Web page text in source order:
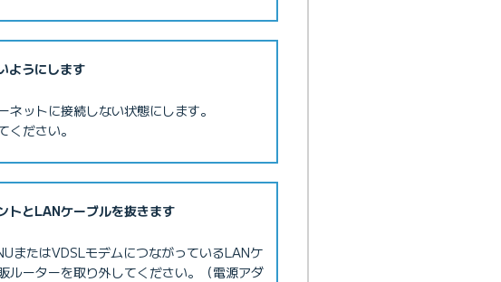
利用できているか確認したい
ようにします
ットに接続しない状態にします。
ださい。
トとLANケーブルを抜きます
またはVDSLモデムにつながっているLANケ
ルーターを取り外してください。（電源アダ